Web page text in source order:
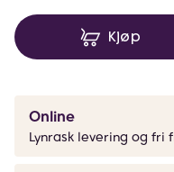
Kjøp
Online
Lynrask levering og fri